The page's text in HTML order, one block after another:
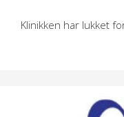
Klinikken har lukket